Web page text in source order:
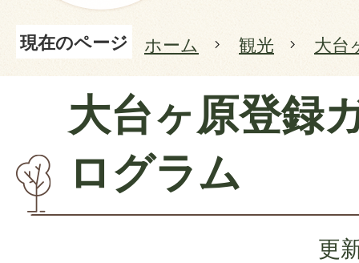
現在のページ ホーム 観光 大台
大台ヶ原登録
ログラム
更